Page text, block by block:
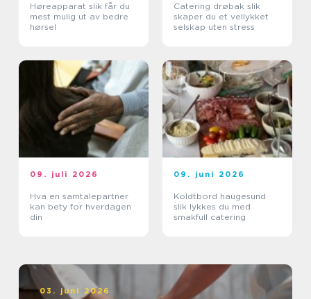
Høreapparat slik får du
mest mulig ut av bedre
hørsel
Catering drøbak slik
skaper du et vellykket
selskap uten stress
09. juli 2026
Hva en samtalepartner
kan bety for hverdagen
din
09. juni 2026
Koldtbord haugesund
slik lykkes du med
smakfull catering
03. juni 2026